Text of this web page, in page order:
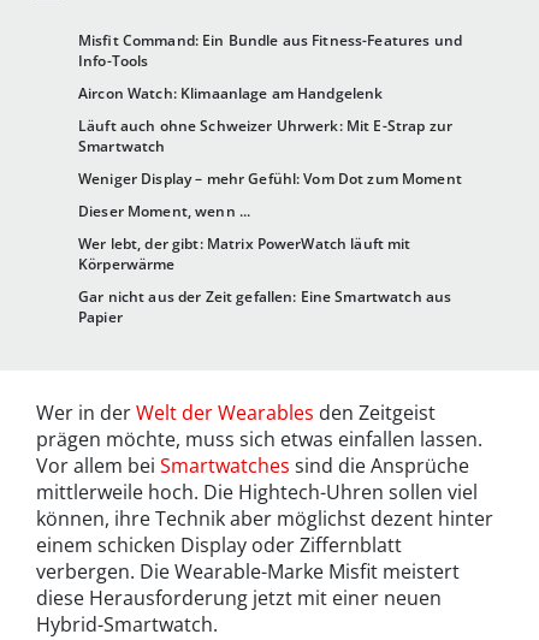
Misfit Command: Ein Bundle aus Fitness-Features und
Info-Tools
Aircon Watch: Klimaanlage am Handgelenk
Läuft auch ohne Schweizer Uhrwerk: Mit E-Strap zur
Smartwatch
Weniger Display – mehr Gefühl: Vom Dot zum Moment
Dieser Moment, wenn ...
Wer lebt, der gibt: Matrix PowerWatch läuft mit
Körperwärme
Gar nicht aus der Zeit gefallen: Eine Smartwatch aus
Papier
Wer in derWelt der Wearables den Zeitgeist
prägen möchte, muss sich etwas einfallen lassen.
Vor allem bei Smartwatches sind die Ansprüche
mittlerweile hoch. Die Hightech-Uhren sollen viel
können, ihre Technik aber möglichst dezent hinter
einem schicken Display oder Ziffernblatt
verbergen. Die Wearable-Marke Misfit meistert
diese Herausforderung jetzt mit einer neuen
Hybrid-Smartwatch.